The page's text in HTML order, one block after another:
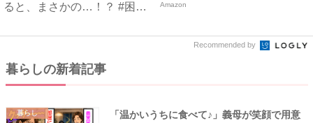
ると、まさかの…！？ #困
Amazon
Recommended by
暮らしの新着記事
暮らし
「温かいうちに食べて♪」義母が笑顔で用意